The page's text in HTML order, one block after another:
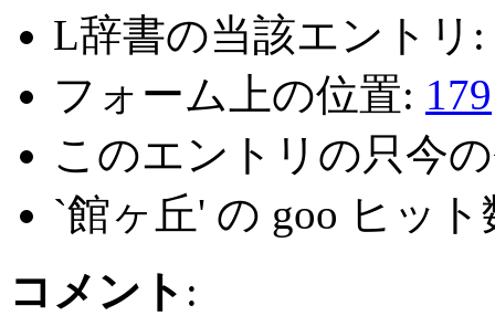
L辞書の当該エントリ:
フォーム上の位置: 179
このエントリの只今
`館ヶ丘' の goo ヒッ
コメント :